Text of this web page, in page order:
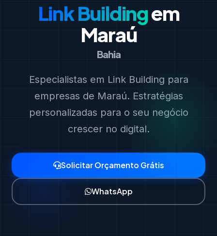
Link Buildingem
Maraú
Bahia
Especialistas em Link Building para
empresas de Maraú. Estratégias
personalizadas para o seu negócio
crescer no digital.
Solicitar Orçamento Grátis
WhatsApp